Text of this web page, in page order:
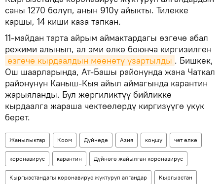
саны 1270 болуп, анын 910у айыкты. Тилекке
каршы, 14 киши каза тапкан.
11-майдан тарта айрым аймактардагы өзгөчө абал
режими алынып, ал эми өлкө боюнча киргизилген
өзгөчө кырдаалдын мөөнөтү узартылды . Бишкек,
Ош шаарларында, Ат-Башы районунда жана Чаткал
районунун Каныш-Кыя айыл аймагында карантин
жарыяланды. Бул жергиликтүү бийликке
кырдаалга жараша чектөөлөрдү киргизүүгө укук
берет.
Жаңылыктар Коом Дүйнөдө Азия коңшу чет өлкө
коронавирус карантин Дүйнөгө жайылган коронавирус
Кыргызстандагы коронавирус жуктуруп алгандар Кыргызстан